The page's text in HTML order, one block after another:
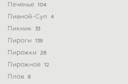
Печенье 104
Пивной-Суп 4
Пикник 33
Пироги 139
Пирожки 28
Пирожное 12
Плов 8